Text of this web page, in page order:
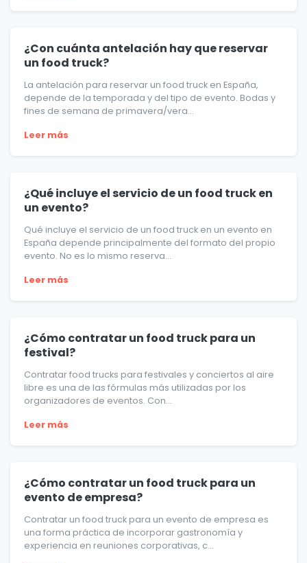
¿Con cuánta antelación hay que reservar
un food truck?
La antelación para reservar un food truck en España,
depende de la temporada y del tipo de evento. Bodas y
fines de semana de primavera/vera...
Leer más
¿Qué incluye el servicio de un food truck en
un evento?
Qué incluye el servicio de un food truck en un evento en
España depende principalmente del formato del propio
evento. No es lo mismo reserva...
Leer más
¿Cómo contratar un food truck para un
festival?
Contratar food trucks para festivales y conciertos al aire
libre es una de las fórmulas más utilizadas por los
organizadores de eventos. Con...
Leer más
¿Cómo contratar un food truck para un
evento de empresa?
Contratar un food truck para un evento de empresa es
una forma práctica de incorporar gastronomía y
experiencia en reuniones corporativas, c...